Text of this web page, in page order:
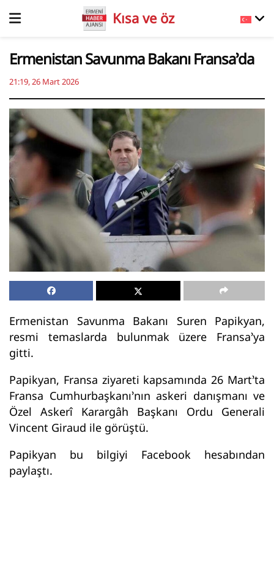
Kısa ve öz
Ermenistan Savunma Bakanı Fransa’da
21:19, 26 Mart 2026
Ermenistan Savunma Bakanı Suren Papikyan,
resmi temaslarda bulunmak üzere Fransa’ya
gitti.
Papikyan, Fransa ziyareti kapsamında 26 Mart’ta
Fransa Cumhurbaşkanı’nın askeri danışmanı ve
Özel Askerî Karargâh Başkanı Ordu Generali
Vincent Giraud ile görüştü.
Papikyan bu bilgiyi Facebook hesabından
paylaştı.